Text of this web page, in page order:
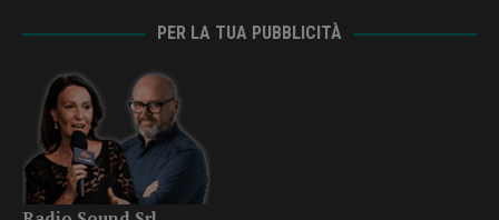
PER LA TUA PUBBLICITÀ